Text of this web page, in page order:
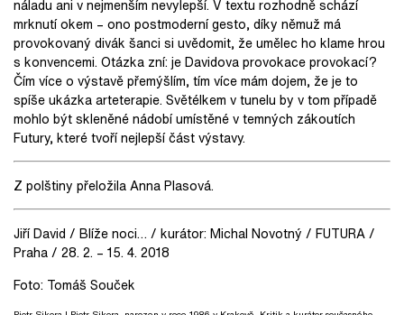
náladu ani v nejmenším nevylepší. V textu rozhodně schází
mrknutí okem – ono postmoderní gesto, díky němuž má
provokovaný divák šanci si uvědomit, že umělec ho klame hrou
s konvencemi. Otázka zní: je Davidova provokace provokací?
Čím více o výstavě přemýšlím, tím více mám dojem, že je to
spíše ukázka arteterapie. Světélkem v tunelu by v tom případě
mohlo být skleněné nádobí umístěné v temných zákoutích
Futury, které tvoří nejlepší část výstavy.
Z polštiny přeložila Anna Plasová.
Jiří David / Blíže noci… / kurátor: Michal Novotný / FUTURA /
Praha / 28. 2. – 15. 4. 2018
Foto: Tomáš Souček